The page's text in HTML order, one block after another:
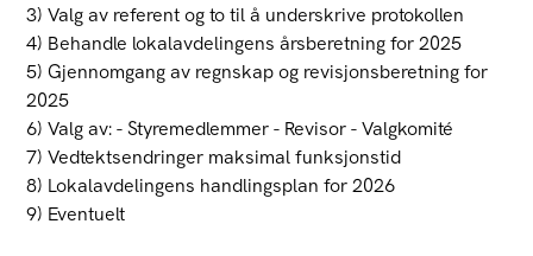
3) Valg av referent og to til å underskrive protokollen
4) Behandle lokalavdelingens årsberetning for 2025
5) Gjennomgang av regnskap og revisjonsberetning for
2025
6) Valg av: - Styremedlemmer - Revisor - Valgkomité
7) Vedtektsendringer maksimal funksjonstid
8) Lokalavdelingens handlingsplan for 2026
9) Eventuelt